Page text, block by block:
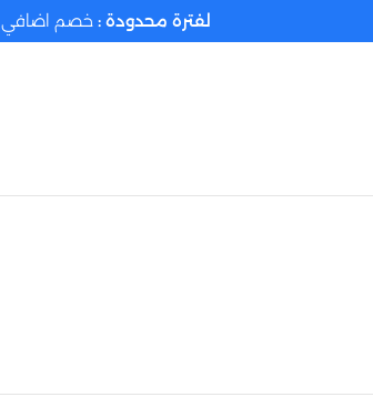
لفترة محدودة : خصم اضافي 10% علي اول اوردر ليك بكوبون